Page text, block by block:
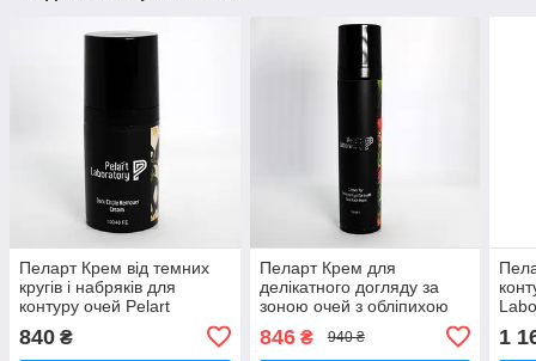
Пеларт Крем від темних
кругів і набряків для
контуру очей Pelart
Line Dark Circle Remover
840 ₴
Пеларт Крем для
делікатного догляду за
зоною очей з обліпихою
Series Cream Eye 100 мл
846₴ 940 ₴ 1